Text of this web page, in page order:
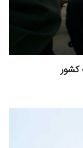
کشور